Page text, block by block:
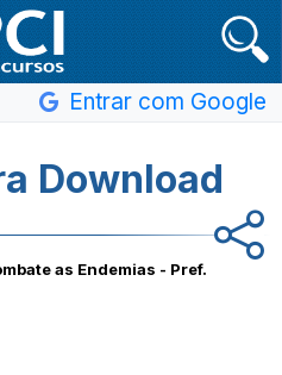
Entrar com Google
Download
as Endemias - Pref.